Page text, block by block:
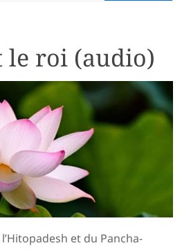
le roi (audio)
et du Pancha-